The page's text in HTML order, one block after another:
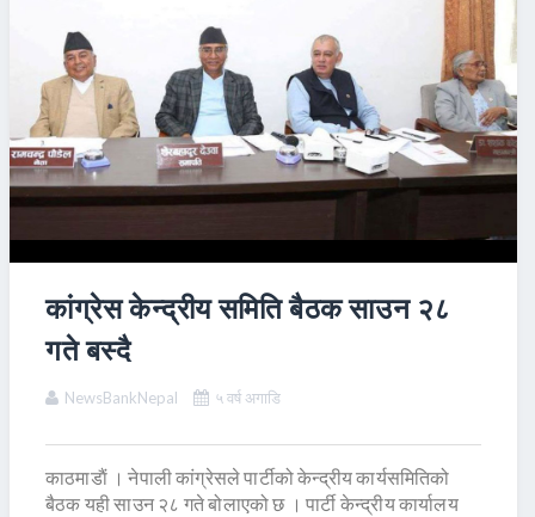
कांग्रेस केन्द्रीय समिति बैठक साउन २८
गते बस्दै
NewsBankNepal ५ वर्ष अगाडि
काठमाडाैं । नेपाली कांग्रेसले पार्टीको केन्द्रीय कार्यसमितिको
बैठक यही साउन २८ गते बोलाएको छ । पार्टी केन्द्रीय कार्यालय